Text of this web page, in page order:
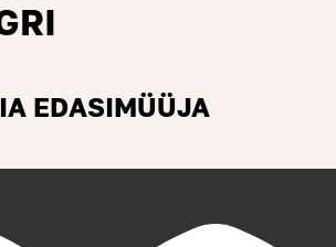
EDASIMÜÜJA